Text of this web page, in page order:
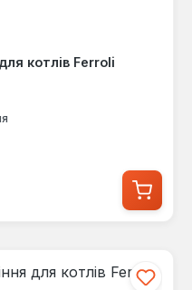
котлів Ferroli